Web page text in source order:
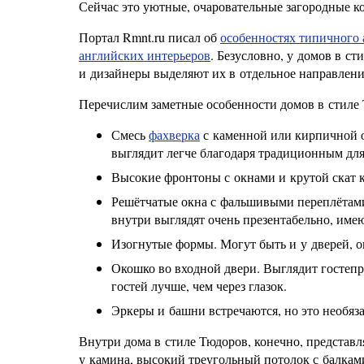
Сейчас это уютные, очаровательные загородные
Портал Rmnt.ru писал обособенностях типичного
английских интерьеров. Безусловно, у домов в
и дизайнеры выделяют их в отдельное
Перечислим заметные особенности домов в
Смесьфахверка с каменной или кирпичной
выглядит легче благодаря традиционным
Высокие фронтоны с окнами и крутой скат
Решётчатые окна с фальшивыми
внутри выглядят очень презентабельно,
Изогнутые формы. Могут быть и у дверей,
Окошко во входной двери. Выглядит
гостей лучше, чем через глазок.
Эркеры и башни встречаются, но это
Внутри дома в стиле Тюдоров, конечно,
у камина, высокий треугольный потолок с